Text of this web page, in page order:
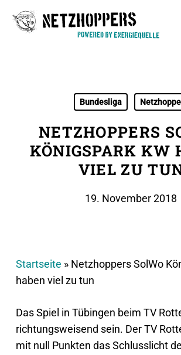
Bundesliga
NETZHOPPERS
KÖNIGSPARK KW
VIEL ZU
19. November 2018
Startseite » Netzhoppers SolWo
haben viel zu tun
Das Spiel in Tübingen beim TV
richtungsweisend sein. Der TV
mit null Punkten das Schlusslicht